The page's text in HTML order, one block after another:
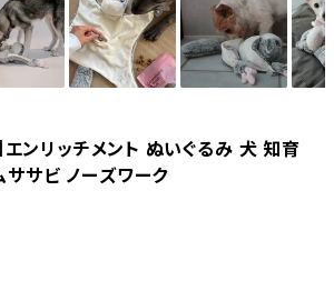
エンリッチメント ぬいぐるみ 犬 知育
サビ ノーズワーク